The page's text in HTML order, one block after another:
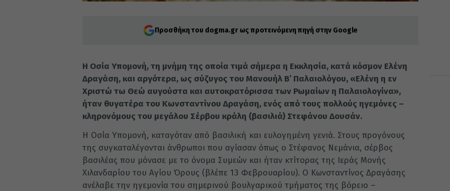
Προσθήκη του dogma.gr ως προτεινόμενη πηγή στην Google
Η Οσία Υπομονή, τη μνήμη της οποία τιμά σήμερα η Εκκλησία, κατά κόσμον Ελένη
Δραγάση, και αργότερα, ως σύζυγος του Μανουήλ Β’ Παλαιολόγου, «Ελένη η εν
Χριστώ τω Θεώ αυγούστα και αυτοκρατόρισσα των Ρωμαίων η Παλαιολογίνα»,
ήταν θυγατέρα του Κωνσταντίνου Δραγάση, ενός από τους πολλούς ηγεμόνες –
κληρονόμους του μεγάλου Σέρβου κράλη (βασιλιά) Στεφάνου Δουσάν.
Η Οσία Υπομονή, καταγόταν από βασιλική και ευλογημένη γενιά. Στους προγόνους
της συγκαταλέγονται άνθρωποι που αγίασαν όπως ο Στέφανος Νεμάνια, σέρβος
βασιλέας που μόνασε με το όνομα Συμεών και ήταν κτίτορας της Ιεράς Μονής
Χιλανδαρίου του Αγίου Όρους (βλέπε 13 Φεβρουαρίου). Ο Κωνσταντίνος Δραγάσης
ανέλαβε την ηγεμονία του σημερινού βουλγαρικού τμήματος της βόρειο –